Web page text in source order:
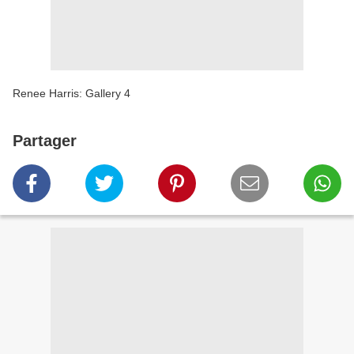
Renee Harris: Gallery 4
Partager